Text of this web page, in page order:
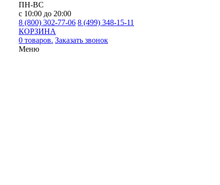
ПН-ВС
с 10:00 до 20:00
8 (800) 302-77-06 8 (499) 348-15-11
КОРЗИНА
0 товаров. Заказать звонок
Меню